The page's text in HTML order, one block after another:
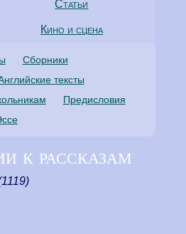
Статьи
Кино и сцена
Сборники
тексты
Предисловия
к рассказам